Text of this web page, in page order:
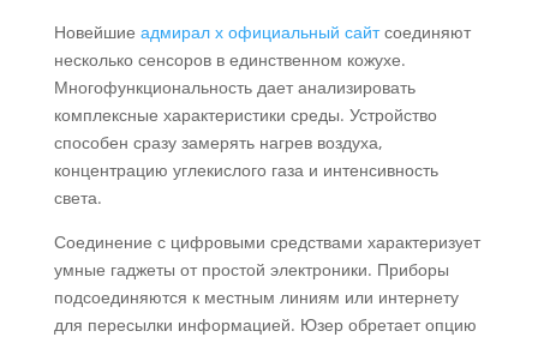
Новейшие адмирал х официальный сайтсоединяют
несколько сенсоров в единственном кожухе.
Многофункциональность дает анализировать
комплексные характеристики среды. Устройство
способен сразу замерять нагрев воздуха,
концентрацию углекислого газа и интенсивность
света.
Соединение с цифровыми средствами характеризует
умные гаджеты от простой электроники. Приборы
подсоединяются к местным линиям или интернету
для пересылки информацией. Юзер обретает опцию